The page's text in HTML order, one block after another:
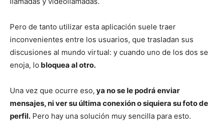
Pero de tanto utilizar esta aplicación suele traer
inconvenientes entre los usuarios, que trasladan sus
discusiones al mundo virtual: y cuando uno de los dos se
enoja, lo bloquea al otro.
Una vez que ocurre eso, ya no se le podrá enviar
mensajes, ni ver su última conexión o siquiera su foto de
perfil. Pero hay una solución muy sencilla para esto.